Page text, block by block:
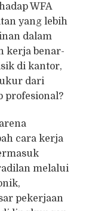
WFA
yang lebih
dalam
kerja benar-
di kantor,
dari
profesional?
cara kerja
melalui
pekerjaan